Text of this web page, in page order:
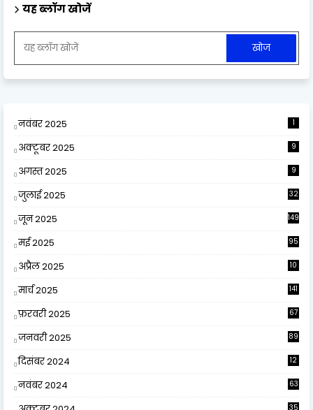
यह ब्लॉग खोजें
नवंबर 2025 1
अक्टूबर 2025 9
अगस्त 2025 9
जुलाई 2025 32
जून 2025 149
मई 2025 95
अप्रैल 2025
10
मार्च 2025 141
फ़रवरी 2025 67
जनवरी 2025 89
दिसंबर 2024
12
नवंबर 2024 63
35